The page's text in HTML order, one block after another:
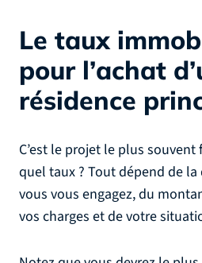
Le taux
pour l’achat
résidence
C’est le projet le plus souvent
quel taux ? Tout dépend de
vous vous engagez, du
vos charges et de votre